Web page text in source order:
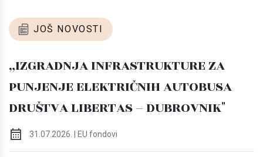
JOŠ NOVOSTI
„IZGRADNJA INFRASTRUKTURE ZA
PUNJENJE ELEKTRIČNIH AUTOBUSA
DRUŠTVA LIBERTAS – DUBROVNIK"
31.07.2026. | EU fondovi